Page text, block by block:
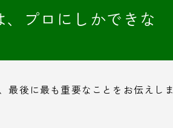
プロにしかできな
最後に最も重要なことをお伝えしま